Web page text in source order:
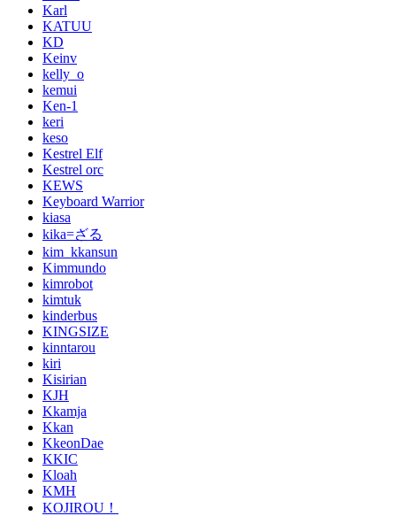
Karl
KATUU
KD
Keinv
kelly_o
kemui
Ken-1
keri
keso
Kestrel Elf
Kestrel orc
KEWS
Keyboard Warrior
kiasa
kika=ざる
kim_kkansun
Kimmundo
kimrobot
kimtuk
kinderbus
KINGSIZE
kinntarou
kiri
Kisirian
KJH
Kkamja
Kkan
KkeonDae
KKIC
Kloah
KMH
KOJIROU！